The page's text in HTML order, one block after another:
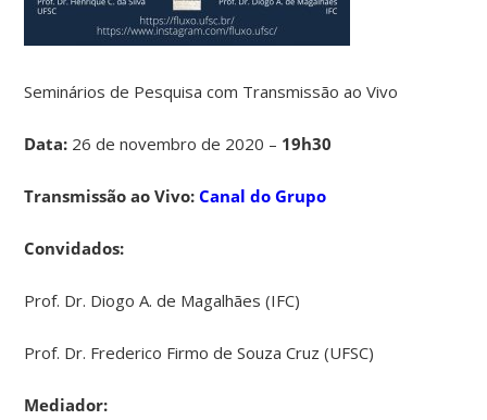
Seminários de Pesquisa com Transmissão ao Vivo
Data: 26 de novembro de 2020 – 19h30
Transmissão ao Vivo: Canal do Grupo
Convidados:
Prof. Dr. Diogo A. de Magalhães (IFC)
Prof. Dr. Frederico Firmo de Souza Cruz (UFSC)
Mediador: